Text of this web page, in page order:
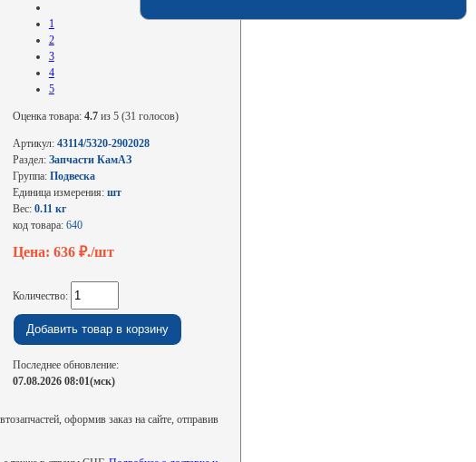
1
2
3
4
5
Оценка товара: 4.7из 5 (31 голосов)
Артикул: 43114/5320-2902028
Раздел: Запчасти КамАЗ
Группа: Подвеска
Единица измерения: шт
Вес: 0.11 кг
код товара: 640
Цена: 636 ₽./шт
Количество:
Последнее обновление:
07.08.2026 08:01(мск)
оформив заказ на сайте, отправив